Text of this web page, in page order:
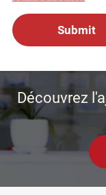
Découvrez